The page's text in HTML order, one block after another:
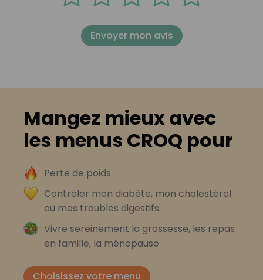
Envoyer mon avis
Mangez mieux avec
les menus CROQ pour
Perte de poids
Contrôler mon diabète, mon cholestérol
ou mes troubles digestifs
Vivre sereinement la grossesse, les repas
en famille, la ménopause
Choisissez votre menu